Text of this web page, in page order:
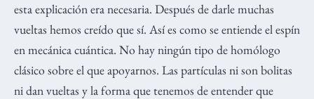
esta explicación era necesaria. Después de darle muchas
vueltas hemos creído que sí. Así es como se entiende el espín
en mecánica cuántica. No hay ningún tipo de homólogo
clásico sobre el que apoyarnos. Las partículas ni son bolitas
ni dan vueltas y la forma que tenemos de entender que